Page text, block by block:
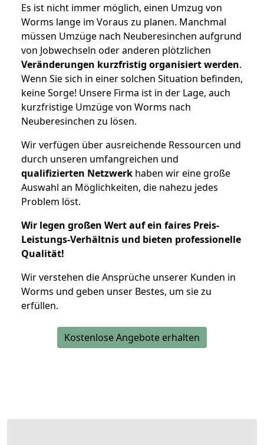
Es ist nicht immer möglich, einen Umzug von
Worms lange im Voraus zu planen. Manchmal
müssen Umzüge nach Neuberesinchen aufgrund
von Jobwechseln oder anderen plötzlichen
Veränderungen kurzfristig organisiert werden.
Wenn Sie sich in einer solchen Situation befinden,
keine Sorge! Unsere Firma ist in der Lage, auch
kurzfristige Umzüge von Worms nach
Neuberesinchen zu lösen.
Wir verfügen über ausreichende Ressourcen und
durch unseren umfangreichen und
qualifizierten Netzwerk haben wir eine große
Auswahl an Möglichkeiten, die nahezu jedes
Problem löst.
Wir legen großen Wert auf ein faires Preis-
Leistungs-Verhältnis und bieten professionelle
Qualität!
Wir verstehen die Ansprüche unserer Kunden in
Worms und geben unser Bestes, um sie zu
erfüllen.
Kostenlose Angebote erhalten